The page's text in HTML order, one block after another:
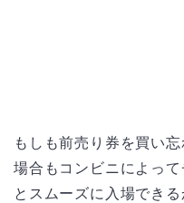
もしも前売り券を買い
場合もコンビニによっ
とスムーズに入場できる